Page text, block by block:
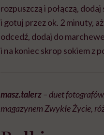
rozpuszczą i połączą,
i gotuj przez ok. 2 minuty,
odcedź, dodaj do
i na koniec skrop sokiem z
masz.talerz– duet
magazynem Zwykłe Życie,